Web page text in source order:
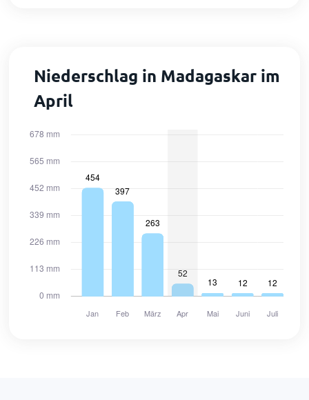
Niederschlag in Madagaskar im
April